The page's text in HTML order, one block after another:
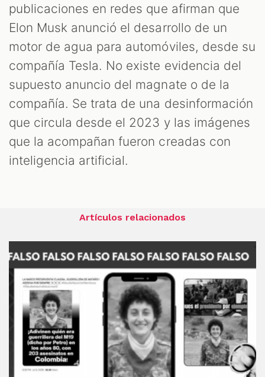
publicaciones en redes que afirman que
Elon Musk anunció el desarrollo de un
motor de agua para automóviles, desde su
compañía Tesla. No existe evidencia del
supuesto anuncio del magnate o de la
compañía. Se trata de una desinformación
que circula desde el 2023 y las imágenes
que la acompañan fueron creadas con
inteligencia artificial.
Artículos relacionados